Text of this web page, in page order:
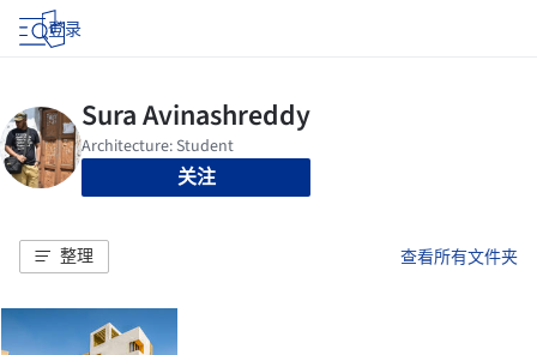
登录
关注
整理 查看所有文件夹